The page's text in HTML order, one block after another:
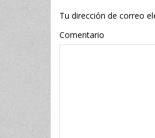
Tu dirección de correo
Comentario